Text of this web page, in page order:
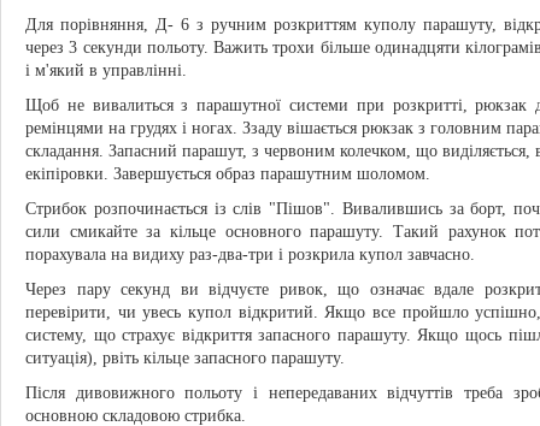
Для порівняння, Д- 6 з ручним розкриттям куполу парашуту,
через 3 секунди польоту. Важить трохи більше одинадцяти
і м'який в управлінні.
Щоб не вивалиться з парашутної системи при розкритті, рюкзак
ремінцями на грудях і ногах. Ззаду вішається рюкзак з головним
складання. Запасний парашут, з червоним колечком, що виділяється,
екіпіровки. Завершується образ парашутним шоломом.
Стрибок розпочинається із слів "Пішов". Вивалившись за борт,
сили смикайте за кільце основного парашуту. Такий рахунок
порахувала на видиху раз-два-три і розкрила купол завчасно.
Через пару секунд ви відчуєте ривок, що означає вдале
перевірити, чи увесь купол відкритий. Якщо все пройшло
систему, що страхує відкриття запасного парашуту. Якщо щось
ситуація), рвіть кільце запасного парашуту.
Після дивовижного польоту і непередаваних відчуттів треба
основною складовою стрибка.